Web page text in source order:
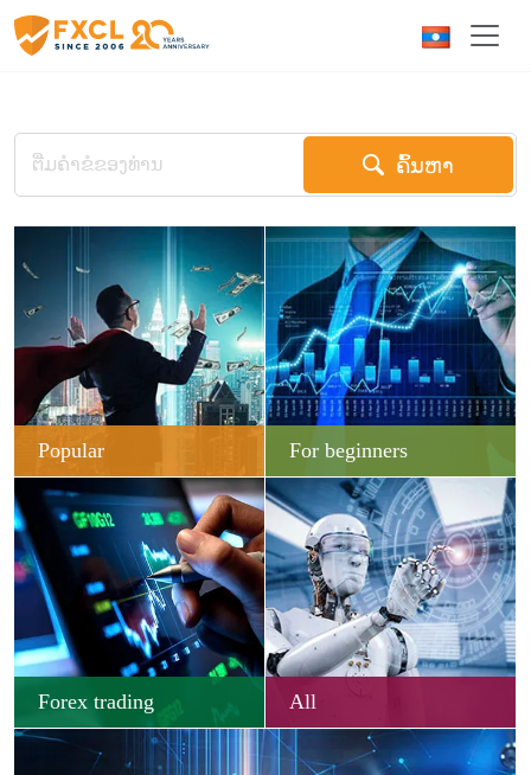
ຄົ້ນຫາ
Popular For beginners
Forex trading All